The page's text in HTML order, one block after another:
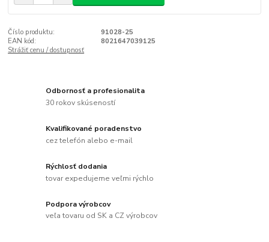
Číslo produktu:
91028-25
EAN kód:
8021647039125
Strážiť cenu / dostupnosť
Odbornosť a profesionalita
30 rokov skúseností
Kvalifikované poradenstvo
cez telefón alebo e-mail
Rýchlosť dodania
tovar expedujeme veľmi rýchlo
Podpora výrobcov
veľa tovaru od SK a CZ výrobcov